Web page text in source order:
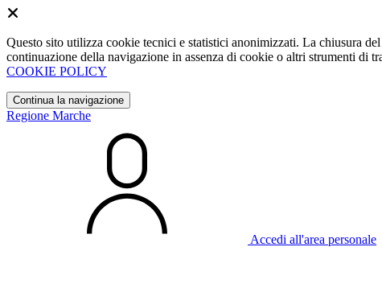
Questo sito utilizza cookie tecnici e statistici anonimizzati. La chiusura
continuazione della navigazione in assenza di cookie o altri strumenti di
COOKIE POLICY
Continua la navigazione
Regione Marche
Accedi all'area personale